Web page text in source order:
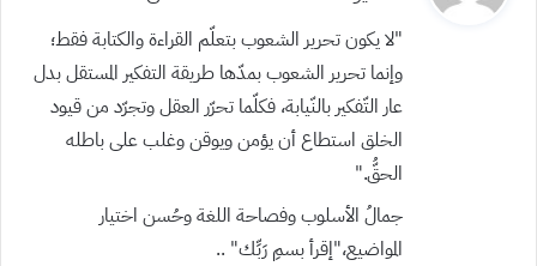
و
ل
“لا يكون تحرير الشعوب بتعلّم القراءة والكتابة فقط؛
وإنما تحرير الشعوب بمدّها طريقة التفكير المستقل بدل
عار التّفكير بالنّيابة، فكلّما تحرّر العقل وتجرّد من قيود
الخلق استطاع أن يؤمن ويوقن وغلب على باطله
الحقُّ.”
جمالُ الأسلوب وفصاحة اللغة وحُسن اختيار
المواضيع،”إقرأ بسمِ رَبِّك” ..